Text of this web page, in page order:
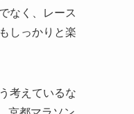
なく、レース
しっかりと楽
考えているな